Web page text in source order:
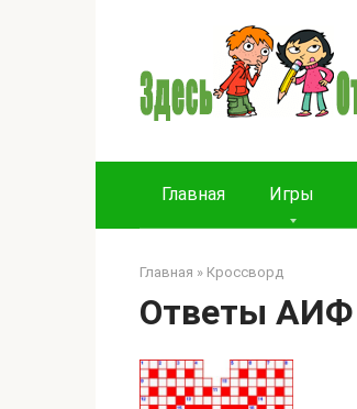
Главная Игры
Главная » Кроссворд
Ответы АИФ